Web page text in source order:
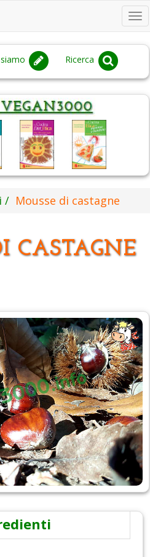
Ricerca
Mousse di castagne
CASTAGNE